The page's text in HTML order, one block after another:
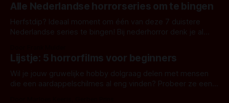
Alle Nederlandse horrorseries om te bingen
Herfstdip? Ideaal moment om één van deze 7 duistere
Nederlandse series te bingen! Bij nederhorror denk je al
Amsterdamned of The Johnsons. Maar Nederlandse horror
is niet beperkt tot films. Hier een aantal Nederlandse tv-
series uit het duistere of horrorgenre. Als
Lijstje: 5 horrorfilms voor beginners
Wil je jouw gruwelijke hobby dolgraag delen met mensen
die een aardappelschilmes al eng vinden? Probeer ze eens